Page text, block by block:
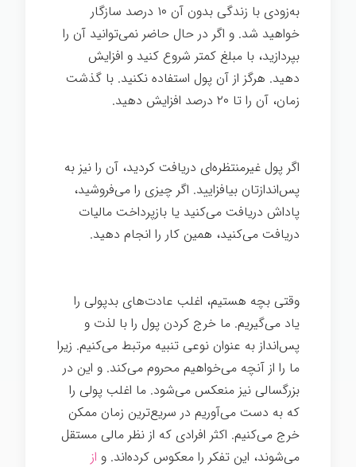
به‌زودی با زندگی بدون آن ۱۰ درصد سازگار
خواهید شد. و اگر در حال حاضر نمی‌توانید آن را
بپردازید، با مبلغ کمتر شروع کنید و افزایش
دهید. هرگز از آن پول استفاده نکنید. با گذشت
زمان، آن را تا ۲۰ درصد افزایش دهید.
اگر پول غیرمنتظره‌ای دریافت کردید، آن را نیز به
پس‌اندازتان بیافزایید. اگر چیزی را می‌فروشید،
پاداش دریافت می‌کنید یا بازپرداخت مالیات
دریافت می‌کنید، همین کار را انجام دهید.
وقتی بچه هستیم، اغلب عادت‌های بدپولی را
یاد می‌گیریم. ما خرج کردن پول را با لذت و
پس‌انداز به عنوان نوعی تنبیه مرتبط می‌کنیم. زیرا
ما را از آنچه می‌خواهیم محروم می‌کند. و این در
بزرگسالی نیز منعکس می‌شود. ما اغلب پولی را
که به دست می‌آوریم در سریع‌ترین زمان ممکن
خرج می‌کنیم. اکثر افرادی که از نظر مالی مستقل
می‌شوند، این تفکر را معکوس کرده‌اند. و از